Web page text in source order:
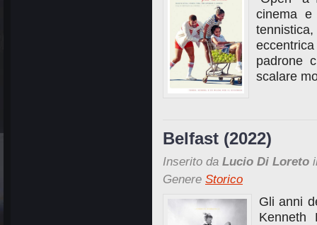
cinema e
padrone
scalare
Belfast (2022)
Inserito da Lucio Di Loreto
Genere Storico
Gli anni
Kenneth